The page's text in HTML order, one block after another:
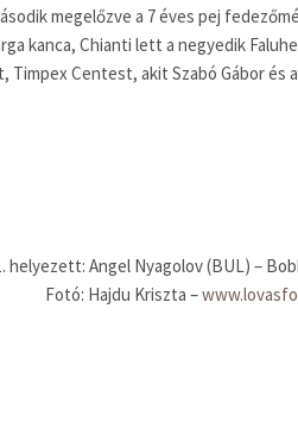
megelőzve a 7 éves pej
kanca, Chianti lett a negyedik
Timpex Centest, akit Szabó Gábor és
helyezett: Angel Nyagolov (BUL) –
Fotó: Hajdu Kriszta –